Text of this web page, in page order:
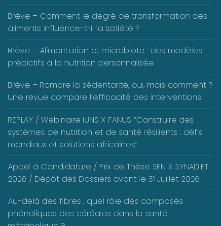
Brève – Comment le degré de transformation des
aliments influence-t-il la satiété ?
Brève – Alimentation et microbiote : des modèles
prédictifs à la nutrition personnalisée
Brève – Rompre la sédentarité, oui, mais comment ?
Une revue compare l’efficacité des interventions
REPLAY / Webinaire IUNS X FANUS “Construire des
systèmes de nutrition et de santé résilients : défis
mondiaux et solutions africaines”
Appel à Candidature / Prix de Thèse SFN X SYNADIET
2026 / Dépôt des Dossiers avant le 31 Juillet 2026
Au-delà des fibres : quel rôle des composés
phénoliques des céréales dans la santé